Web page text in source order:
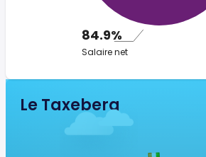
84.9%
Salaire net
Le Taxeberg